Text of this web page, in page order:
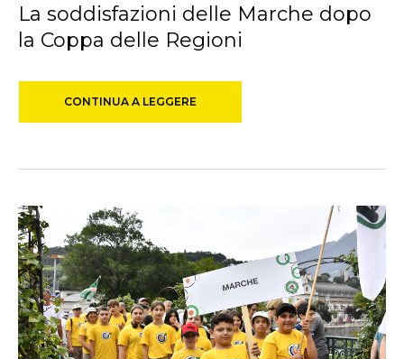
La soddisfazioni delle Marche dopo
la Coppa delle Regioni
CONTINUA A LEGGERE